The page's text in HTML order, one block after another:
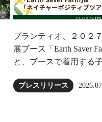
プランティオ、２０２
展ブース「Earth Saver
と、ブースで着用する
プレスリリース